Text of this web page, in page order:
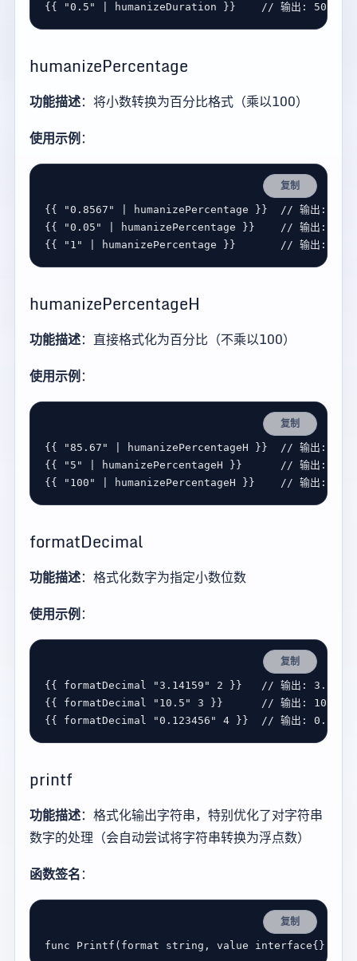
{{
"0.5" humanizeDuration }}
humanizePercentage
功能描述：将小数转换为百分比格式（乘以100）
使用示例：
复制
{{ "0.8567" humanizePercentage }}
{{
"0.05" humanizePercentage }}
{{
"1" humanizePercentage }}
humanizePercentageH
功能描述：直接格式化为百分比（不乘以100）
使用示例：
复制
{{ "85.67" humanizePercentageH }}
{{
"5" humanizePercentageH }}
{{
"100" humanizePercentageH }}
formatDecimal
功能描述：格式化数字为指定小数位数
使用示例：
复制
{{ formatDecimal "3.14159" 2 }}
{{ formatDecimal "10.5" 3 }}
{{ formatDecimal "0.123456" 4 }}
printf
功能描述：格式化输出字符串，特别优化了对字符串
数字的处理（会自动尝试将字符串转换为浮点数）
函数签名：
复制
func Printf ( format string , value interface{})